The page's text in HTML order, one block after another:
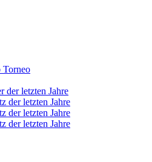
Torneo
der letzten Jahre
der letzten Jahre
der letzten Jahre
der letzten Jahre